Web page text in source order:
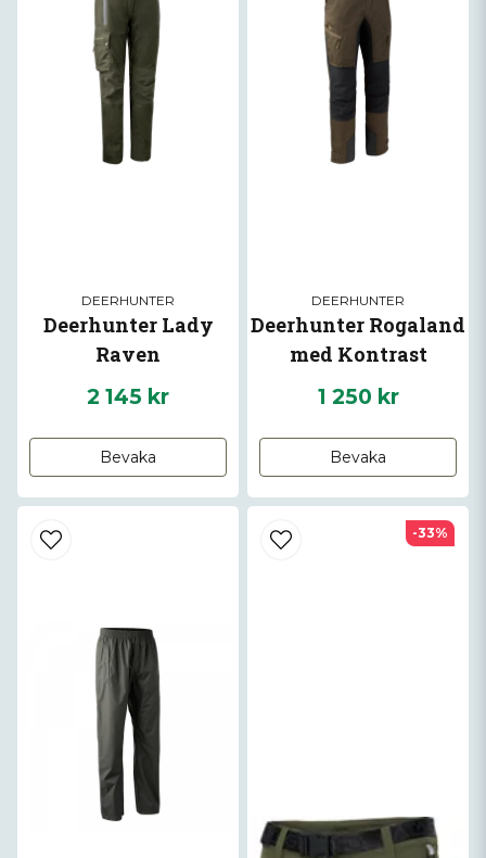
DEERHUNTER
Deerhunter Lady
Raven
2 145 kr
Bevaka
DEERHUNTER
Deerhunter Rogaland
med Kontrast
1 250 kr
Bevaka
-33%